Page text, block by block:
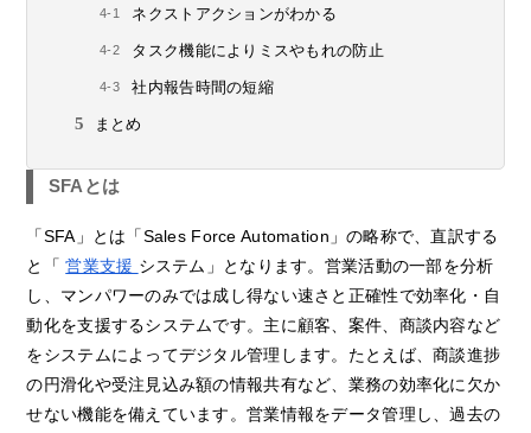
ネクストアクションがわかる
タスク機能によりミスやもれの防止
社内報告時間の短縮
まとめ
SFAとは
「SFA」とは「Sales Force Automation」の略称で、直訳する
と「営業支援 システム」となります。営業活動の一部を分析
し、マンパワーのみでは成し得ない速さと正確性で効率化・自
動化を支援するシステムです。主に顧客、案件、商談内容など
をシステムによってデジタル管理します。たとえば、商談進捗
の円滑化や受注見込み額の情報共有など、業務の効率化に欠か
せない機能を備えています。営業情報をデータ管理し、過去の